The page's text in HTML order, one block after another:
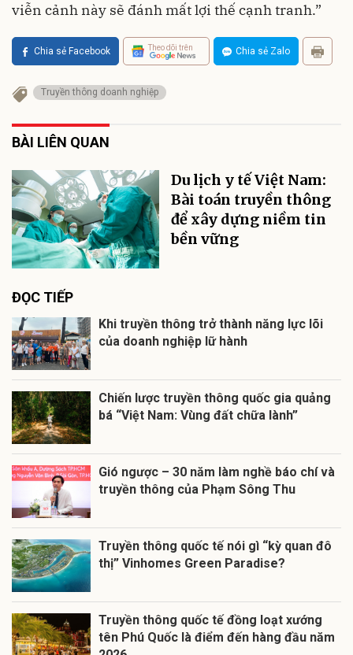
viễn cảnh này sẽ đánh mất lợi thế cạnh tranh.”
Chia sẻ Facebook Theo dõi trên Chia sẻ Zalo
Truyền thông doanh nghiệp
BÀI LIÊN QUAN
Du lịch y tế Việt Nam:
Bài toán truyền thông
để xây dựng niềm tin
bền vững
ĐỌC TIẾP
Khi truyền thông trở thành năng lực lõi
của doanh nghiệp lữ hành
Chiến lược truyền thông quốc gia quảng
bá “Việt Nam: Vùng đất chữa lành”
Gió ngược – 30 năm làm nghề báo chí và
truyền thông của Phạm Sông Thu
Truyền thông quốc tế nói gì “kỳ quan đô
thị” Vinhomes Green Paradise?
Truyền thông quốc tế đồng loạt xướng
tên Phú Quốc là điểm đến hàng đầu năm